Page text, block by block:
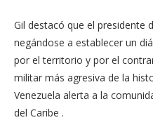
Gil destacó que el presidente
negándose a establecer un
por el territorio y por el
militar más agresiva de la
Venezuela alerta a la
del Caribe .